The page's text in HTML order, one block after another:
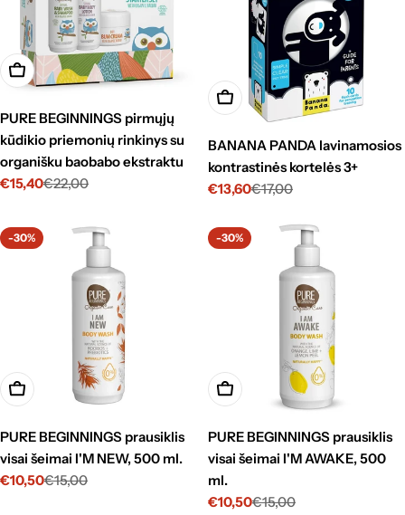
Į krepšelį
PURE BEGINNINGS pirmųjų
kūdikio priemonių rinkinys su
organišku baobabo ekstraktu
Kaina
nuolaida
€15,40
Standartinė
€22,00
Į krepšelį
BANANA PANDA lavinamosios
kontrastinės kortelės 3+
Kaina
nuolaida
€13,60
Standartinė
€17,00
-30%
Į krepšelį
PURE BEGINNINGS prausiklis
visai šeimai I'M NEW, 500 ml.
Kaina
€10,50
Standartinė
€15,00
-30%
Į krepšelį
PURE BEGINNINGS prausiklis
visai šeimai I'M AWAKE, 500
ml.
Kaina
€10,50
Standartinė
€15,00